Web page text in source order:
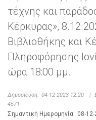
τέχνης και
Κέρκυρας»,
Βιβλιοθήκης και
Πληροφόρησης
ώρα 18:00 μμ.
Δημοσίευση: 04-12-2023 12:20 |
4571
Σημαντική Ημερομηνία: 08-